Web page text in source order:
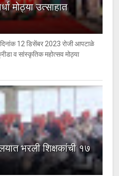
मोठ्या उत्साहात
दिनांक 12 डिसेंबर 2023 रोजी आपटाळे
व सांस्कृतिक महोत्सव मोठ्या
भरली शिक्षकांची १७